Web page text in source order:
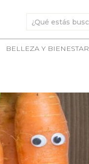
BELLEZA Y BIENESTAR